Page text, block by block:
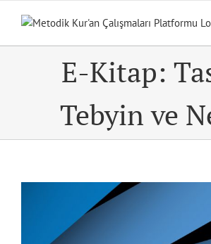
E-Kitap:
Tebyin ve